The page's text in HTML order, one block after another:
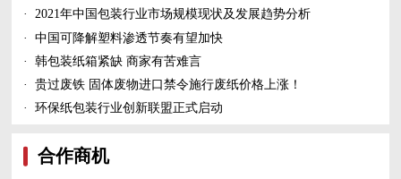
·
2021年中国包装行业市场规模现状及发展趋势分析
·
中国可降解塑料渗透节奏有望加快
·
韩包装纸箱紧缺 商家有苦难言
·
贵过废铁 固体废物进口禁令施行废纸价格上涨！
·
环保纸包装行业创新联盟正式启动
合作商机